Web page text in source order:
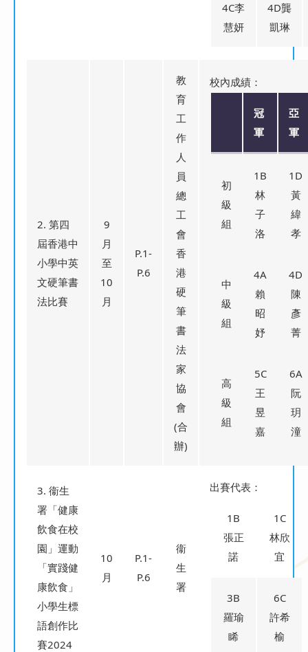
4C李
慧妍
4D龔
凱琳
2. 第四
屆香港中
小學中英
文硬筆書
法比賽
9
月
至
10
月
P.1-
P.6
教
育
工
作
人
員
總
工
會
香
港
硬
筆
書
法
家
協
會
(合
辦)
校內成績：
冠
軍
亞
軍
初
級
組
1B
林
子
洛
1D
黃
緯
孝
中
級
組
4A
賴
昭
妤
4D
陳
彥
菁
高
級
組
5C
王
昱
嘉
6A
阮
玥
潼
3. 衞生
署「健康
飲食在校
園」運動
「實踐健
康飲食」
小學生標
語創作比
賽2024
10
月
P.1-
P.6
衞
生
署
出賽代表：
1B
張正
諾
1C
林欣
宜
3B
羅瑜
睎
6C
許希
榆